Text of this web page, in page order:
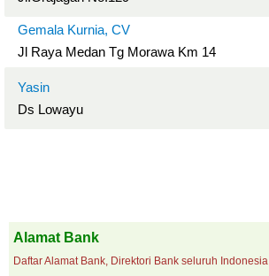
Gemala Kurnia, CV
Jl Raya Medan Tg Morawa Km 14
Yasin
Ds Lowayu
Alamat Bank
Daftar Alamat Bank, Direktori Bank seluruh Indonesia